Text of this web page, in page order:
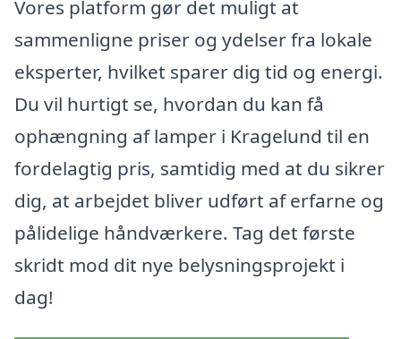
Vores platform gør det muligt at
sammenligne priser og ydelser fra lokale
eksperter, hvilket sparer dig tid og energi.
Du vil hurtigt se, hvordan du kan få
ophængning af lamper i Kragelund til en
fordelagtig pris, samtidig med at du sikrer
dig, at arbejdet bliver udført af erfarne og
pålidelige håndværkere. Tag det første
skridt mod dit nye belysningsprojekt i
dag!